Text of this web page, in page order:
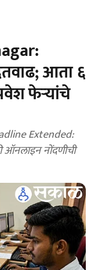
आता ६
फेऱ्यांचे
Extended:
ऑनलाइन नोंदणीची